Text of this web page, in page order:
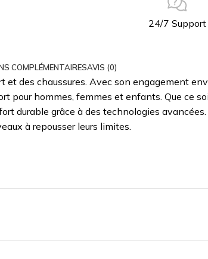
24/7 Support
COMPLÉMENTAIRESAVIS (0)
des chaussures. Avec son engagement
pour hommes, femmes et enfants. Que ce
durable grâce à des technologies avancées.
à repousser leurs limites.